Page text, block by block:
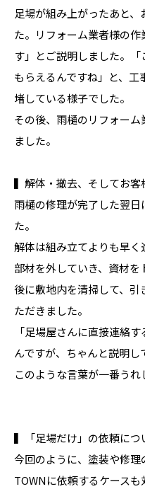
足場が組み上がったあと
た。リフォーム業者様の
す」とご説明しました。
もらえるんですね」と、
堵している様子でした。
その後、雨樋のリフォー
ました。
▍解体・撤去、そしてお客
雨樋の修理が完了した翌
た。
解体は組み立てよりも早
部材を外していき、資材
後に敷地内を清掃して、
ただきました。
「足場屋さんに直接連絡
んですが、ちゃんと説明し
このような言葉が一番うれ
▍「足場だけ」の依頼につ
今回のように、塗装や修
TOWNに依頼するケースも